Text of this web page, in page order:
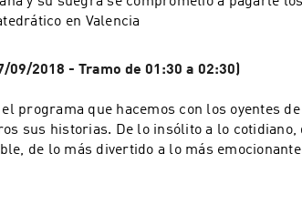
en Valencia
09/2018 - Tramo de 01:30 a 02:30)
programa que hacemos con los oyentes
sus historias. De lo insólito a lo cotidiano,
de lo más divertido a lo más